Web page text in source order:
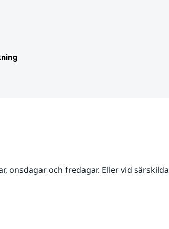
onsdagar och fredagar. Eller vid särskilda